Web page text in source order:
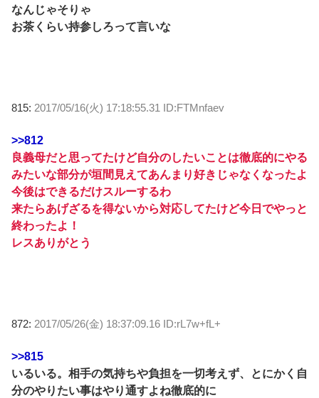
なんじゃそりゃ
お茶くらい持参しろって言いな
815: 2017/05/16(火) 17:18:55.31 ID:FTMnfaev
>>812
良義母だと思ってたけど自分のしたいことは徹底的にやる
みたいな部分が垣間見えてあんまり好きじゃなくなったよ
今後はできるだけスルーするわ
来たらあげざるを得ないから対応してたけど今日でやっと
終わったよ！
レスありがとう
872: 2017/05/26(金) 18:37:09.16 ID:rL7w+fL+
>>815
いるいる。相手の気持ちや負担を一切考えず、とにかく自
分のやりたい事はやり通すよね徹底的に